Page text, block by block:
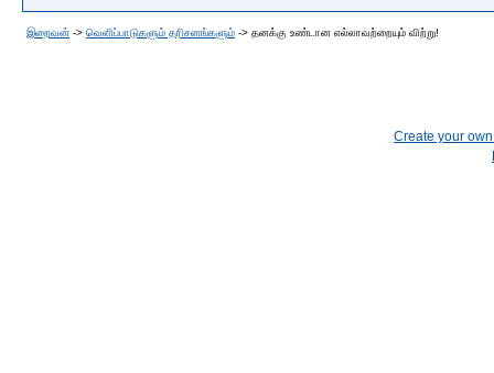
இறைவன் -> வெளிப்பாடுகளும் தரிசனங்களும் -> தனக்கு உண்டான எல்லாவற்றையும் விற்று!
Create your